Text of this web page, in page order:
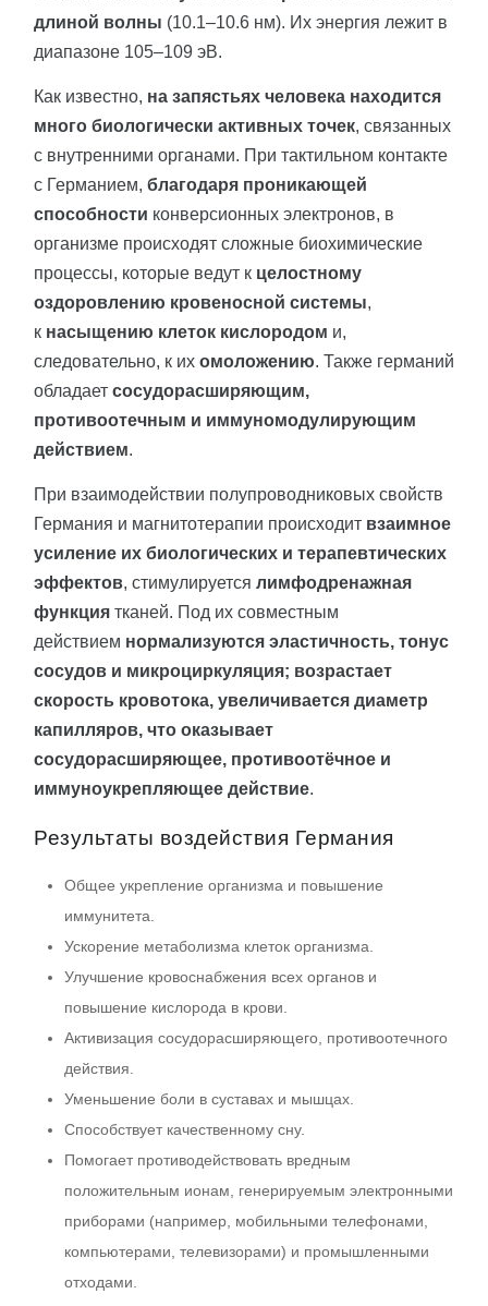
длиной волны (10.1–10.6 нм). Их энергия лежит в
диапазоне 105–109 эВ.
Как известно, на запястьях человека находится
много биологически активных точек, связанных
с внутренними органами. При тактильном контакте
с Германием, благодаря проникающей
способности конверсионных электронов, в
организме происходят сложные биохимические
процессы, которые ведут к целостному
оздоровлению кровеносной системы,
к насыщению клеток кислородом и,
следовательно, к их омоложению. Также германий
обладает сосудорасширяющим,
противоотечным и иммуномодулирующим
действием.
При взаимодействии полупроводниковых свойств
Германия и магнитотерапии происходит взаимное
усиление их биологических и терапевтических
эффектов, стимулируется лимфодренажная
функция тканей. Под их совместным
действием нормализуются эластичность, тонус
сосудов и микроциркуляция; возрастает
скорость кровотока, увеличивается диаметр
капилляров, что оказывает
сосудорасширяющее, противоотёчное и
иммуноукрепляющее действие.
Результаты воздействия Германия
Общее укрепление организма и повышение
иммунитета.
Ускорение метаболизма клеток организма.
Улучшение кровоснабжения всех органов и
повышение кислорода в крови.
Активизация сосудорасширяющего, противоотечного
действия.
Уменьшение боли в суставах и мышцах.
Способствует качественному сну.
Помогает противодействовать вредным
положительным ионам, генерируемым электронными
приборами (например, мобильными телефонами,
компьютерами, телевизорами) и промышленными
отходами.